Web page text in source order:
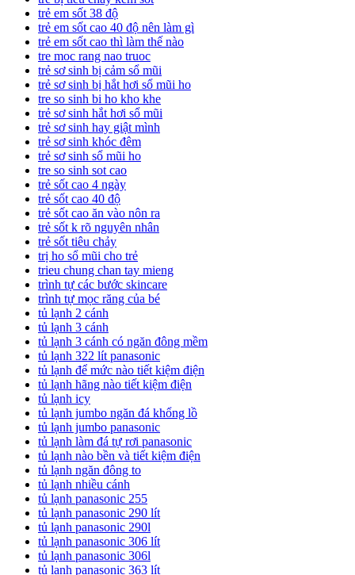
trẻ em sốt 38 độ
trẻ em sốt cao 40 độ nên làm gì
trẻ em sốt cao thì làm thế nào
tre moc rang nao truoc
trẻ sơ sinh bị cảm sổ mũi
trẻ sơ sinh bị hắt hơi sổ mũi ho
tre so sinh bi ho kho khe
trẻ sơ sinh hắt hơi sổ mũi
trẻ sơ sinh hay giật mình
trẻ sơ sinh khóc đêm
trẻ sơ sinh sổ mũi ho
tre so sinh sot cao
trẻ sốt cao 4 ngày
trẻ sốt cao 40 độ
trẻ sốt cao ăn vào nôn ra
trẻ sốt k rõ nguyên nhân
trẻ sốt tiêu chảy
trị ho sổ mũi cho trẻ
trieu chung chan tay mieng
trình tự các bước skincare
trình tự mọc răng của bé
tủ lạnh 2 cánh
tủ lạnh 3 cánh
tủ lạnh 3 cánh có ngăn đông mềm
tủ lạnh 322 lít panasonic
tủ lạnh để mức nào tiết kiệm điện
tủ lạnh hãng nào tiết kiệm điện
tủ lạnh icy
tủ lạnh jumbo ngăn đá khổng lồ
tủ lạnh jumbo panasonic
tủ lạnh làm đá tự rơi panasonic
tủ lạnh nào bền và tiết kiệm điện
tủ lạnh ngăn đông to
tủ lạnh nhiều cánh
tủ lạnh panasonic 255
tủ lạnh panasonic 290 lít
tủ lạnh panasonic 290l
tủ lạnh panasonic 306 lít
tủ lạnh panasonic 306l
tủ lạnh panasonic 363 lít